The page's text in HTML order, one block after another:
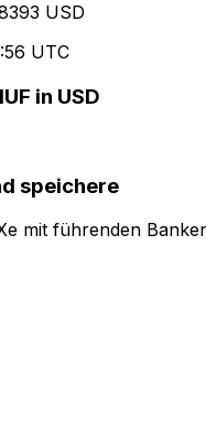
USD
UTC
in USD
speichere
mit führenden